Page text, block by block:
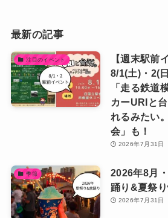
最新の記事
注目のイベント
【週末駅前
8/1(土)・2(
「走る鉄道
カーURIと
れるみたい
会」も！
2026年7月31日
季節
2026年8月
踊り&夏祭り
2026年7月31日